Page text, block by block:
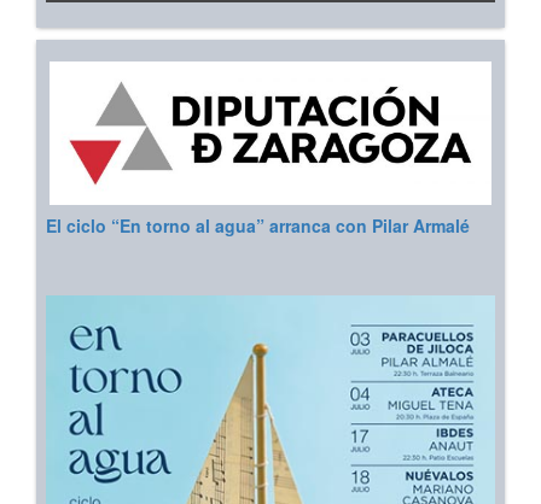
El ciclo “En torno al agua” arranca con Pilar Armalé